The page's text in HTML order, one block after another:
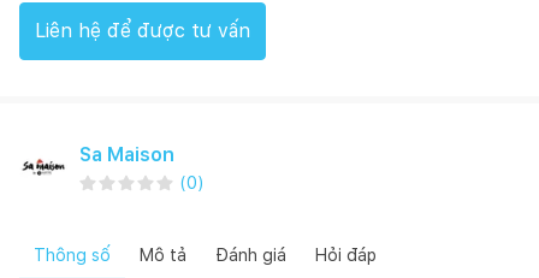
Liên hệ để được tư vấn
Sa Maison
(0)
Thông số Mô tả Đánh giá Hỏi đáp